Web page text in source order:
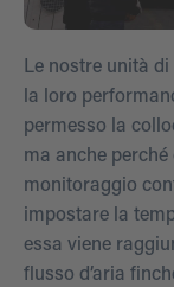
Le nostre unità
la loro
permesso la
ma anche
monitoraggio
impostare la
essa viene
flusso d’aria